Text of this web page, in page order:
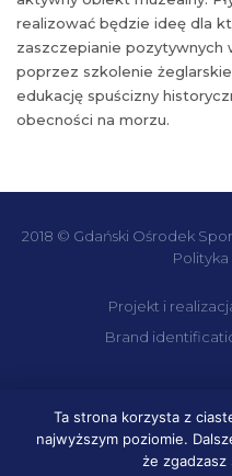
realizować będzie ideę dla
zaszczepianie pozytywnych
poprzez szkolenie
edukację spuścizny
obecności na morzu.
2018 © Gdański Ośrodek
Projekt i
Brand
Ta strona korzysta z
najwyższym poziomie.
że zgadzasz